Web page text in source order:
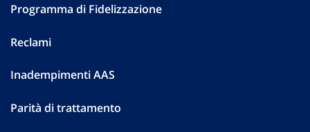
Programma di Fidelizzazione
Reclami
Inadempimenti AAS
Parità di trattamento